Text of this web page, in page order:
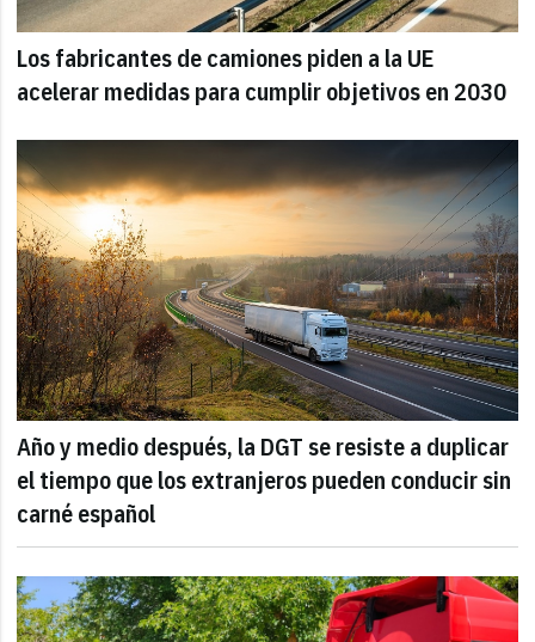
Los fabricantes de camiones piden a la UE
acelerar medidas para cumplir objetivos en 2030
Año y medio después, la DGT se resiste a duplicar
el tiempo que los extranjeros pueden conducir sin
carné español